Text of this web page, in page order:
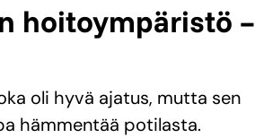
hoitoympäristö –
oli hyvä ajatus, mutta sen
hämmentää potilasta.